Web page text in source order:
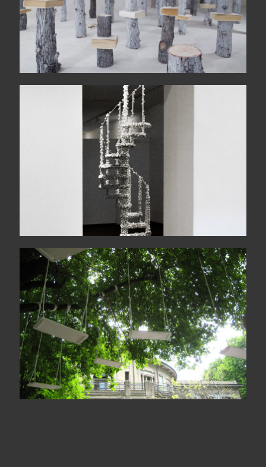
Le jardin des échoués